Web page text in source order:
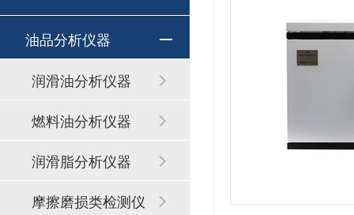
油品分析仪器
润滑油分析仪器
燃料油分析仪器
润滑脂分析仪器
摩擦磨损类检测仪